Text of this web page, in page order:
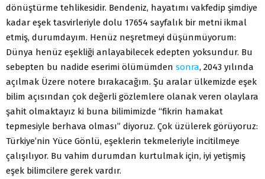
dönüştürme tehlikesidir. Bendeniz, hayatımı vakfedip şimdiye
kadar eşek tasvirleriyle dolu 17654 sayfalık bir metni ikmal
etmiş, durumdayım. Henüz neşretmeyi düşünmüyorum:
Dünya henüz eşekliği anlayabilecek edepten yoksundur. Bu
sebepten bu nadide eserimi ölümümden sonra, 2043 yılında
açılmak Üzere notere bırakacağım. Şu aralar ülkemizde eşek
bilim açısından çok değerli gözlemlere olanak veren olaylara
şahit olmaktayız ki buna bilimimizde “fikrin hamakat
tepmesiyle berhava olması” diyoruz. Çok üzülerek görüyoruz:
Türkiye’nin Yüce Gönlü, eşeklerin tekmeleriyle incitilmeye
çalışılıyor. Bu vahim durumdan kurtulmak için, iyi yetişmiş
eşek bilimcilere gerek vardır.